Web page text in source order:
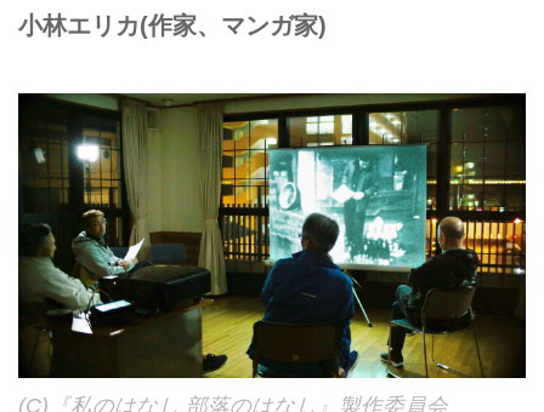
小林エリカ(作家、マンガ家)
(C)『私のはなし 部落のはなし』製作委員会